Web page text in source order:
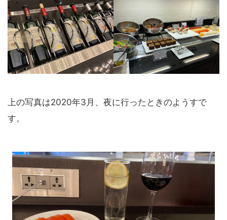
上の写真は2020年3月、夜に行ったときのようすで
す。